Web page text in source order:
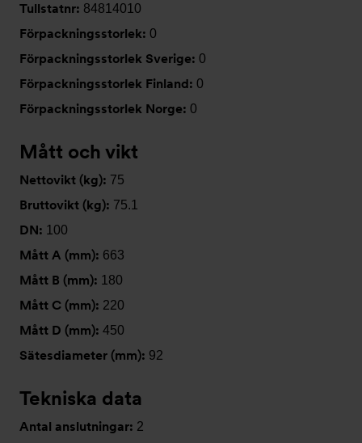
Tullstatnr: 84814010
Förpackningsstorlek: 0
Förpackningsstorlek Sverige: 0
Förpackningsstorlek Finland: 0
Förpackningsstorlek Norge: 0
Mått och vikt
Nettovikt (kg): 75
Bruttovikt (kg): 75.1
DN: 100
Mått A (mm): 663
Mått B (mm): 180
Mått C (mm): 220
Mått D (mm): 450
Sätesdiameter (mm): 92
Tekniska data
Antal anslutningar: 2